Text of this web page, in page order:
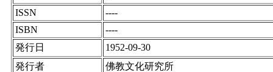
ISSN
----
ISBN
----
発行日
1952-09-30
発行者
佛教文化研究所